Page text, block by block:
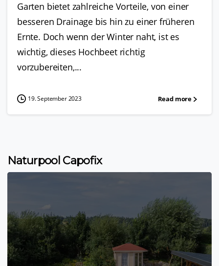
Garten bietet zahlreiche Vorteile, von einer
besseren Drainage bis hin zu einer früheren
Ernte. Doch wenn der Winter naht, ist es
wichtig, dieses Hochbeet richtig
vorzubereiten,...
19. September 2023 Read more
Naturpool Capofix